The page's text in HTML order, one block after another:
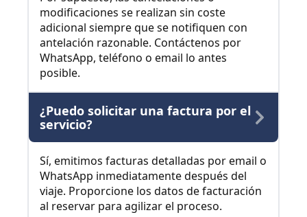
modificaciones se realizan sin coste
adicional siempre que se notifiquen con
antelación razonable. Contáctenos por
WhatsApp, teléfono o email lo antes
posible.
¿Puedo solicitar una factura por el
servicio?
Sí, emitimos facturas detalladas por email o
WhatsApp inmediatamente después del
viaje. Proporcione los datos de facturación
al reservar para agilizar el proceso.